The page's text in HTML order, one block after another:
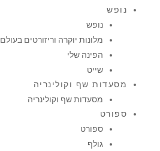
נופש
נופש
מלונות יוקרה וריזורטים בעולם
הפינה שלי
שייט
מסעדות שף וקולינריה
מסעדות שף וקולינריה
ספורט
ספורט
גולף